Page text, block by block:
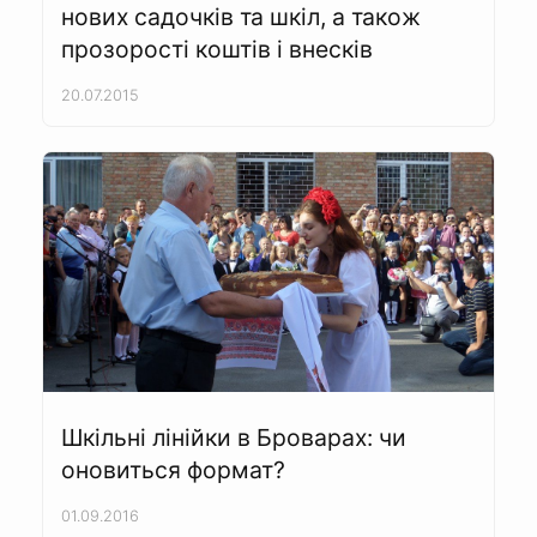
нових садочків та шкіл, а також
прозорості коштів і внесків
20.07.2015
Шкільні лінійки в Броварах: чи
оновиться формат?
01.09.2016